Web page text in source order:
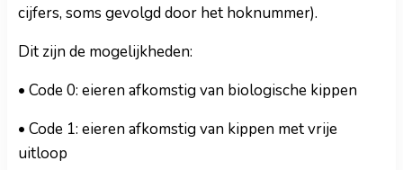
cijfers, soms gevolgd door het hoknummer).
Dit zijn de mogelijkheden:
• Code 0: eieren afkomstig van biologische kippen
• Code 1: eieren afkomstig van kippen met vrije
uitloop